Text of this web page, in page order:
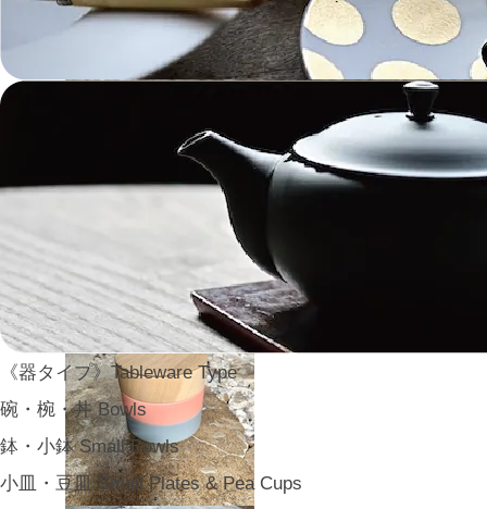
《器タイプ》Tableware Type
碗・椀・丼 Bowls
鉢・小鉢 Small Bowls
小皿・豆皿 Small Plates & Pea Cups